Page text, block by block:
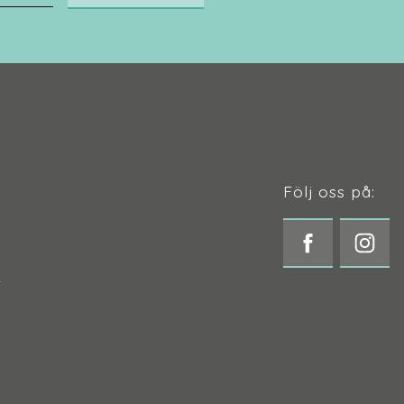
Följ oss på: